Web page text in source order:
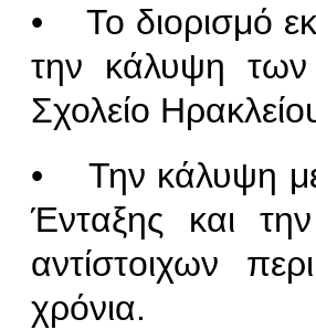
• Το διορισμό
την κάλυψη
Σχολείο
• Την κάλυψη με
Ένταξης και
αντίστοιχων
χρόνια.